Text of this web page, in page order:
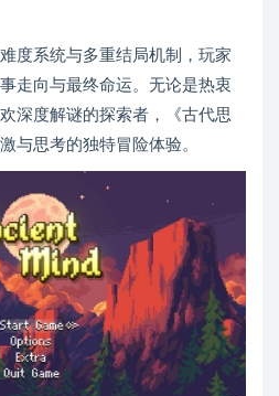
度系统与多重结局机制，玩家
走向与最终命运。无论是热衷
深度解谜的探索者，《古代思
与思考的独特冒险体验。